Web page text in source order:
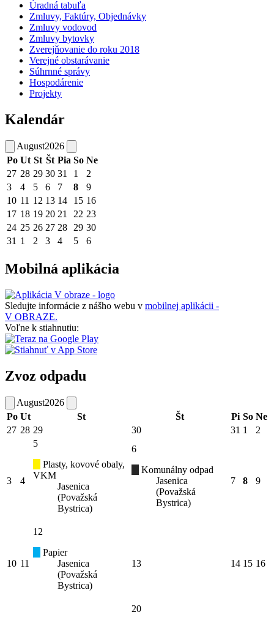
Úradná tabuľa
Zmluvy, Faktúry, Objednávky
Zmluvy vodovod
Zmluvy bytovky
Zverejňovanie do roku 2018
Verejné obstarávanie
Súhrnné správy
Hospodárenie
Projekty
Kalendár
August2026
Po Ut St Št Pia So Ne
27 28 29 30 31 1
2
3
4 5 6 7 8
9
10 11 12 13 14 15 16
17 18 19 20 21 22 23
24 25 26 27 28 29 30
31 1 2 3 4 5 6
Mobilná aplikácia
Sledujte informácie z nášho webu v mobilnej aplikácii -
V OBRAZE.
Voľne k stiahnutiu:
Zvoz odpadu
August2026
Po Ut St Št Pi So Ne
27 28 29 30 31 1 2
3 4
5
Plasty, kovové obaly,
VKM
Jasenica
(Považská
Bystrica)
6
Komunálny odpad
Jasenica
(Považská
Bystrica)
7 8 9
10 11
12
Papier
Jasenica
(Považská
Bystrica)
13 14 15 16
20